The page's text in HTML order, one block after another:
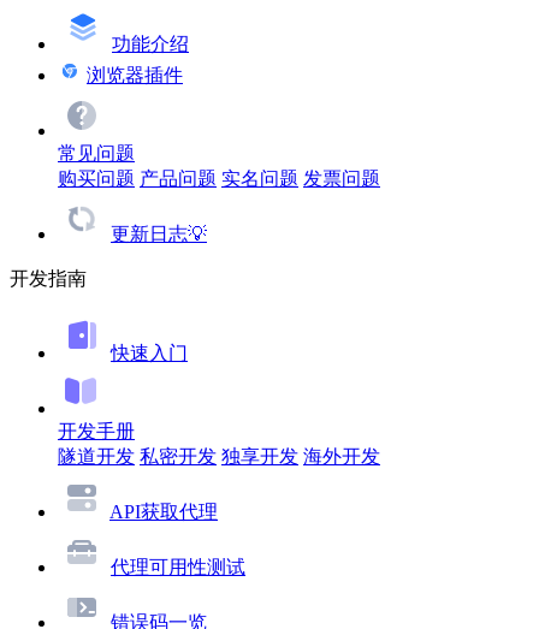
功能介绍
浏览器插件
常见问题
购买问题 产品问题 实名问题 发票问题
更新日志💡
开发指南
快速入门
开发手册
隧道开发 私密开发 独享开发 海外开发
API获取代理
代理可用性测试
错误码一览